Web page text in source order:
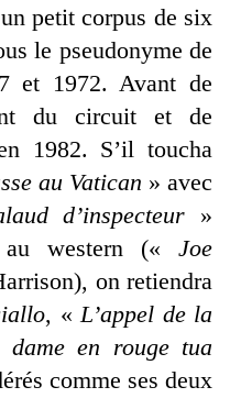
petit corpus de six
le pseudonyme de
et 1972. Avant de
du circuit et de
1982. S’il toucha
au Vatican » avec
d’inspecteur »
western (« Joe
on retiendra
, «L’appel de la
dame en rouge tua
comme ses deux